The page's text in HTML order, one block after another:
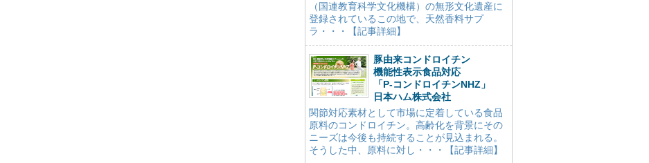
（国連教育科学文化機構）の無形文化遺産に
登録されているこの地で、天然香料サプ
ラ・・・【記事詳細】
豚由来コンドロイチン
機能性表示食品対応
「P-コンドロイチンNHZ」
日本ハム株式会社
関節対応素材として市場に定着している食品
原料のコンドロイチン。高齢化を背景にその
ニーズは今後も持続することが見込まれる。
そうした中、原料に対し・・・【記事詳細】